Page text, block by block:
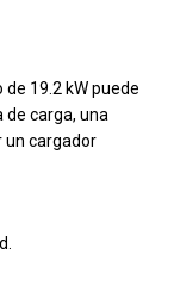
de 19.2 kW puede
carga, una
un cargador